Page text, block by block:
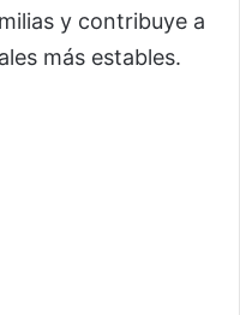
y contribuye a
más estables.